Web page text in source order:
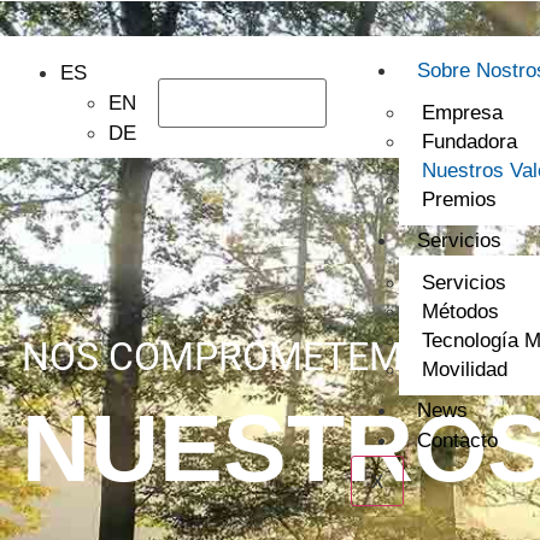
ES
EN
DE
Sobre
Empresa
Fundadora
Nuestros
Premios
Servicios
Servicios
Métodos
Tecnología
Movilidad
News
Contacto
X
NOS COMPROMETEMOS